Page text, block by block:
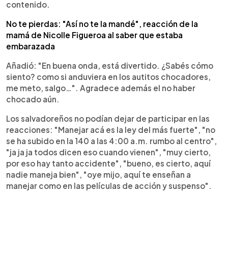
contenido.
No te pierdas: "Así no te la mandé", reacción de la
mamá de Nicolle Figueroa al saber que estaba
embarazada
Añadió: "En buena onda, está divertido. ¿Sabés cómo
siento? como si anduviera en los autitos chocadores,
me meto, salgo…". Agradece además el no haber
chocado aún.
Los salvadoreños no podían dejar de participar en las
reacciones: "Manejar acá es la ley del más fuerte", "no
se ha subido en la 140 a las 4:00 a.m. rumbo al centro",
"ja ja ja todos dicen eso cuando vienen", "muy cierto,
por eso hay tanto accidente", "bueno, es cierto, aquí
nadie maneja bien", "oye mijo, aquí te enseñan a
manejar como en las películas de acción y suspenso".